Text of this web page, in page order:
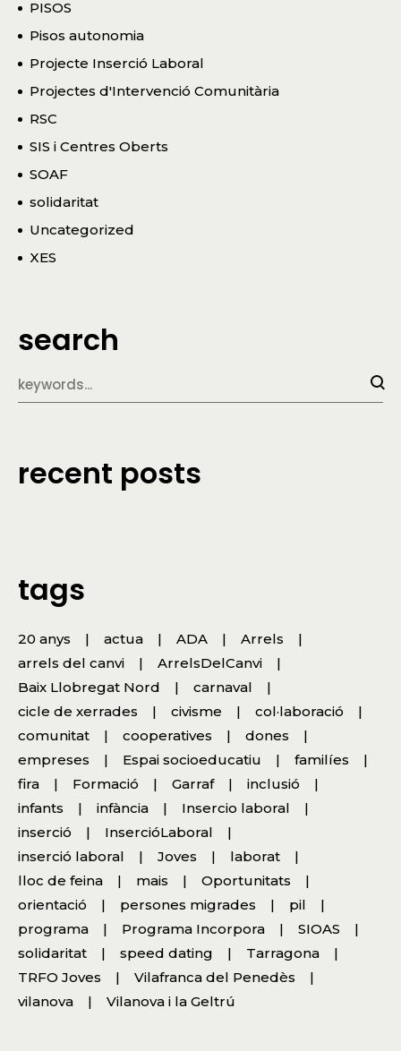
PISOS
Pisos autonomia
Projecte Inserció Laboral
Projectes d'Intervenció Comunitària
RSC
SIS i Centres Oberts
SOAF
solidaritat
Uncategorized
XES
search
recent posts
tags
20 anys actua ADA
Arrels
arrels del canvi
ArrelsDelCanvi
Baix Llobregat Nord
carnaval
cicle de xerrades
civisme
col·laboració
comunitat
cooperatives
dones
empreses
Espai socioeducatiu
familíes
fira
Formació Garraf
inclusió
infants
infància
Insercio laboral
inserció
InsercióLaboral
inserció laboral
Joves
laborat
lloc de feina
mais
Oportunitats
orientació
persones migrades
pil
programa
Programa Incorpora
SIOAS
solidaritat
speed dating
Tarragona
TRFO Joves
Vilafranca del Penedès
vilanova
Vilanova i la Geltrú